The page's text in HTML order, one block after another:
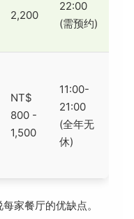
2,200
22:00
(需预约)
NT$
800 -
1,500
11:00-
21:00
(全年无
休)
家餐厅的优缺点。